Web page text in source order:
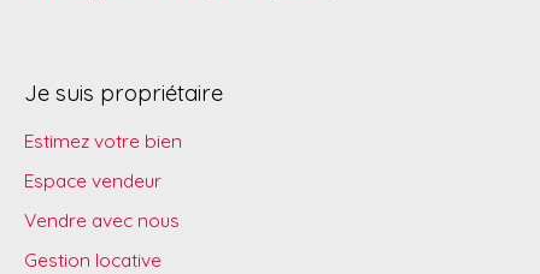
Je suis propriétaire
Estimez votre bien
Espace vendeur
Vendre avec nous
Gestion locative